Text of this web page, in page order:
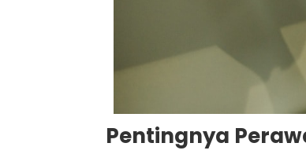
Pentingnya